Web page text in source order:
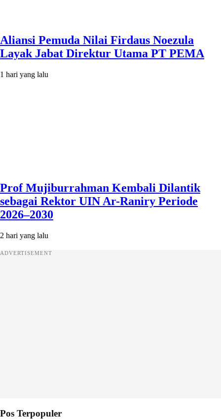
Aliansi Pemuda Nilai Firdaus Noezula
Layak Jabat Direktur Utama PT PEMA
1 hari yang lalu
Prof Mujiburrahman Kembali Dilantik
sebagai Rektor UIN Ar-Raniry Periode
2026–2030
2 hari yang lalu
ADVERTISEMENT
Pos Terpopuler